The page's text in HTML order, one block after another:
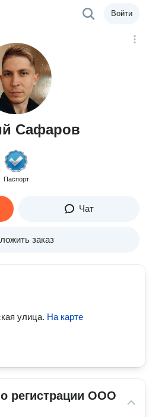
Войти
Сафаров
Паспорт
Чат
заказ
улица. На карте
регистрации ООО